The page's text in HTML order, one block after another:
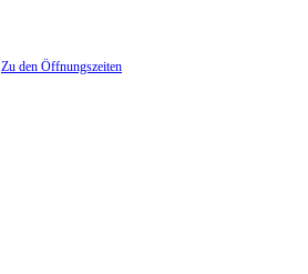
Zu den Öffnungszeiten